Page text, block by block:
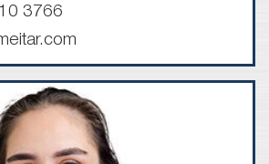
3766